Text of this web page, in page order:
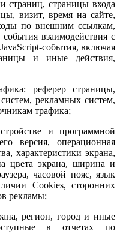
страниц, страницы входа
визит, время на сайте,
по внешним ссылкам,
взаимодействия с
события, включая
и иные действия,
реферер страницы,
рекламных систем,
трафика;
и программной
версия, операционная
характеристики экрана,
цвета экрана, ширина и
часовой пояс, язык
Cookies, сторонних
рекламы;
регион, город и иные
в отчетах по